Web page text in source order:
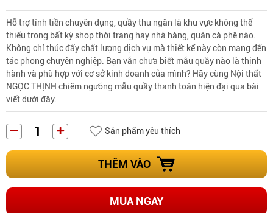
Hỗ trợ tính tiền chuyên dụng, quầy thu ngân là khu vực không thể
thiếu trong bất kỳ shop thời trang hay nhà hàng, quán cà phê nào.
Không chỉ thúc đẩy chất lượng dịch vụ mà thiết kế này còn mang đến
tác phong chuyên nghiệp. Bạn vẫn chưa biết mẫu quầy nào là thịnh
hành và phù hợp với cơ sở kinh doanh của mình? Hãy cùng Nội thất
NGỌC THỊNH chiêm ngưỡng mẫu quầy thanh toán hiện đại qua bài
viết dưới đây.
Sản phẩm yêu thích
THÊM VÀO
MUA NGAY